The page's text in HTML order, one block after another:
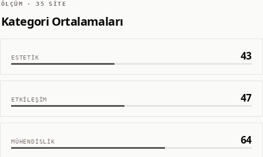
ÖLÇÜM ·35 SITE
Kategori Ortalamaları
ESTETIK 43
ETKILEŞIM 47
MÜHENDISLIK 64